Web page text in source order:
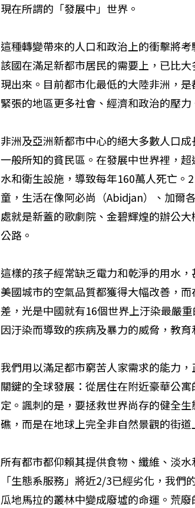
現在所謂的「發展中」世界。
這種轉變帶來的人口和政治上的衝擊將
該國在滿足新都市居民的需要上，已比
現出來。目前都市化最低的大陸非洲，
緊張的地區更多社會、經濟和政治的壓力
非洲及亞洲新都市中心的絕大多數人口
一般所知的貧民區。在發展中世界裡，
水和衛生設施，導致每年160萬人死亡
童，生活在像阿必尚（Abidjan）、加爾
處就是新蓋的歌劇院、金碧輝煌的辦公
公路。
這樣的孩子經常缺乏電力和乾淨的用水
美國城市的空氣品質都獲得大幅改善，
差，光是中國就有16個世界上汙染最嚴
因汙染而導致的疾病及暴力的威脅，教
我們用以滿足都市窮苦人家需求的能力
關鍵的全球發展：從居住在附近豪華公
定。諷刺的是，要拯救世界尚存的健全
礁，而是在地球上完全非自然景觀的街道
所有都市都仰賴其提供食物、纖維、淡
「生態系服務」將近2/3已經劣化，我
瓜地馬拉的叢林中變成廢墟的命運。荒